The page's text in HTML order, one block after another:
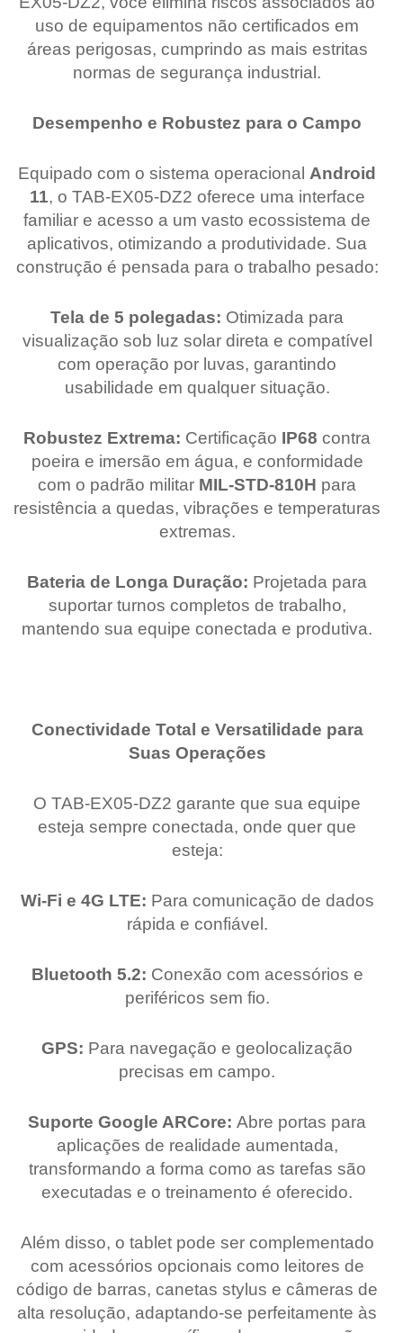
uso de equipamentos não certificados em
áreas perigosas, cumprindo as mais estritas
normas de segurança industrial.
Desempenho e Robustez para o Campo
Equipado com o sistema operacional Android
11, o TAB-EX05-DZ2 oferece uma interface
familiar e acesso a um vasto ecossistema de
aplicativos, otimizando a produtividade. Sua
construção é pensada para o trabalho pesado:
Tela de 5 polegadas: Otimizada para
visualização sob luz solar direta e compatível
com operação por luvas, garantindo
usabilidade em qualquer situação.
Robustez Extrema: Certificação IP68 contra
poeira e imersão em água, e conformidade
com o padrão militar MIL-STD-810H para
resistência a quedas, vibrações e temperaturas
extremas.
Bateria de Longa Duração: Projetada para
suportar turnos completos de trabalho,
mantendo sua equipe conectada e produtiva.
Conectividade Total e Versatilidade para
Suas Operações
O TAB-EX05-DZ2 garante que sua equipe
esteja sempre conectada, onde quer que
esteja:
Wi-Fi e 4G LTE: Para comunicação de dados
rápida e confiável.
Bluetooth 5.2: Conexão com acessórios e
periféricos sem fio.
GPS: Para navegação e geolocalização
precisas em campo.
Suporte Google ARCore: Abre portas para
aplicações de realidade aumentada,
transformando a forma como as tarefas são
executadas e o treinamento é oferecido.
Além disso, o tablet pode ser complementado
com acessórios opcionais como leitores de
código de barras, canetas stylus e câmeras de
alta resolução, adaptando-se perfeitamente às